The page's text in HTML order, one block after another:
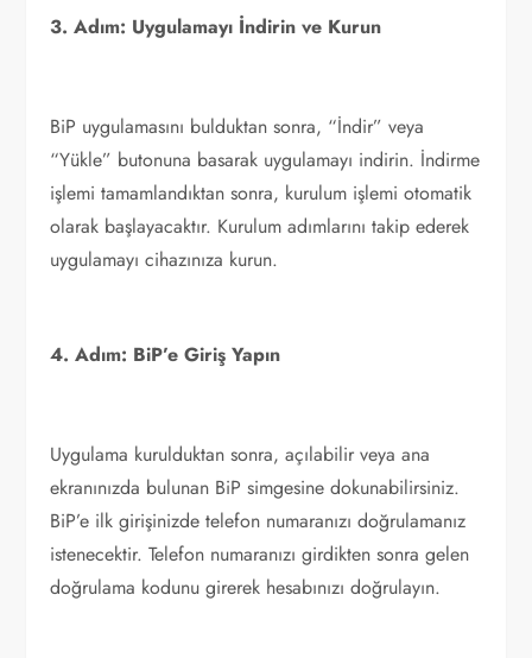
3. Adım: Uygulamayı İndirin ve Kurun
BiP uygulamasını bulduktan sonra, “İndir” veya
“Yükle” butonuna basarak uygulamayı indirin. İndirme
işlemi tamamlandıktan sonra, kurulum işlemi otomatik
olarak başlayacaktır. Kurulum adımlarını takip ederek
uygulamayı cihazınıza kurun.
4. Adım: BiP’e Giriş Yapın
Uygulama kurulduktan sonra, açılabilir veya ana
ekranınızda bulunan BiP simgesine dokunabilirsiniz.
BiP’e ilk girişinizde telefon numaranızı doğrulamanız
istenecektir. Telefon numaranızı girdikten sonra gelen
doğrulama kodunu girerek hesabınızı doğrulayın.